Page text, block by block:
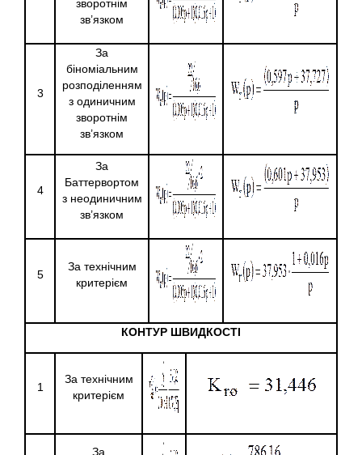
зворотнім
зв’язком
3
За
біноміальним
розподіленням
з одиничним
зворотнім
зв’язком
4
За
Баттервортом
з неодиничним
зв’язком
5
За технічним
критерієм
КОНТУР ШВИДКОСТІ
1
За технічним
критерієм
За